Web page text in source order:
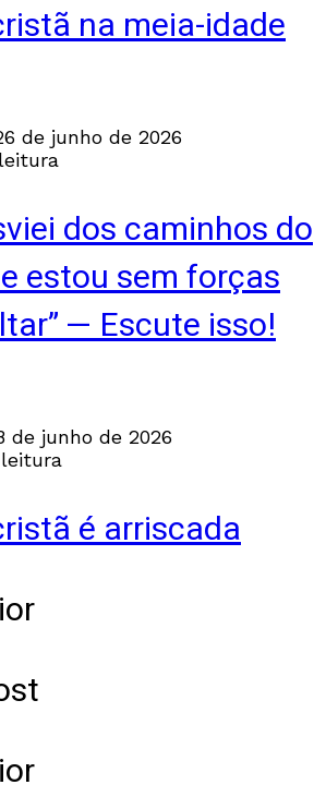
na meia-idade
de junho de 2026
dos caminhos do
estou sem forças
— Escute isso!
de junho de 2026
leitura
é arriscada